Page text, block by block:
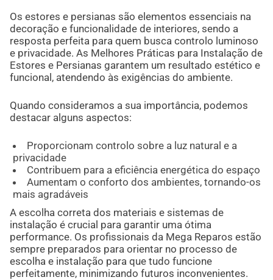
Os estores e persianas são elementos essenciais na
decoração e funcionalidade de interiores, sendo a
resposta perfeita para quem busca controlo luminoso
e privacidade. As Melhores Práticas para Instalação de
Estores e Persianas garantem um resultado estético e
funcional, atendendo às exigências do ambiente.
Quando consideramos a sua importância, podemos
destacar alguns aspectos:
Proporcionam controlo sobre a luz natural e a
privacidade
Contribuem para a eficiência energética do espaço
Aumentam o conforto dos ambientes, tornando-os
mais agradáveis
A escolha correta dos materiais e sistemas de
instalação é crucial para garantir uma ótima
performance. Os profissionais da Mega Reparos estão
sempre preparados para orientar no processo de
escolha e instalação para que tudo funcione
perfeitamente, minimizando futuros inconvenientes.